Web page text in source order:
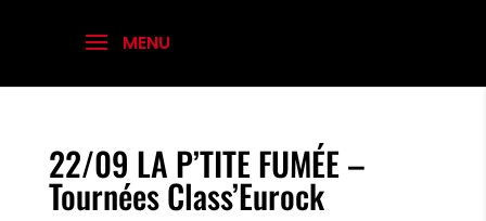
22/09 LA P’TITE FUMÉE –
Tournées Class’Eurock